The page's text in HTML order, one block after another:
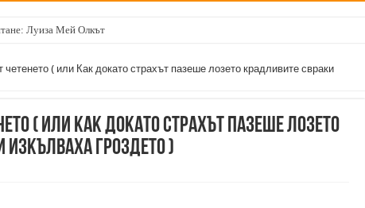
Луиза Мей Олкът
на големия поет винаги е и сила, и съпричастност“
четенето ( или Как докато страхът пазеше лозето крадливите свраки
( или Как докато страхът пазеше лозето
изкълваха гроздето )